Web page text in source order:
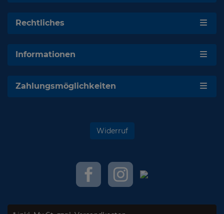
Rechtliches
Informationen
Zahlungsmöglichkeiten
Widerruf